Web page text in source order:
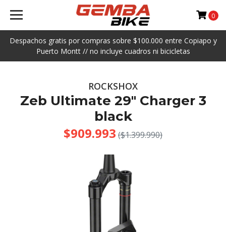
Despachos gratis por compras sobre $100.000 entre Copiapo y
Puerto Montt // no incluye cuadros ni bicicletas
0
ROCKSHOX
Zeb Ultimate 29" Charger 3
black
$909.993 ($1.399.990)